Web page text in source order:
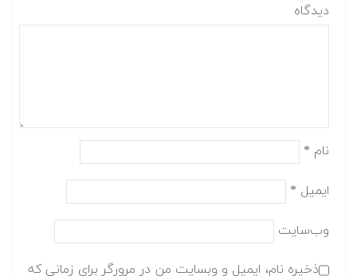
دیدگاه
نام *
ایمیل *
وب‌سایت
ذخیره نام، ایمیل و وبسایت من در مرورگر برای زمانی که